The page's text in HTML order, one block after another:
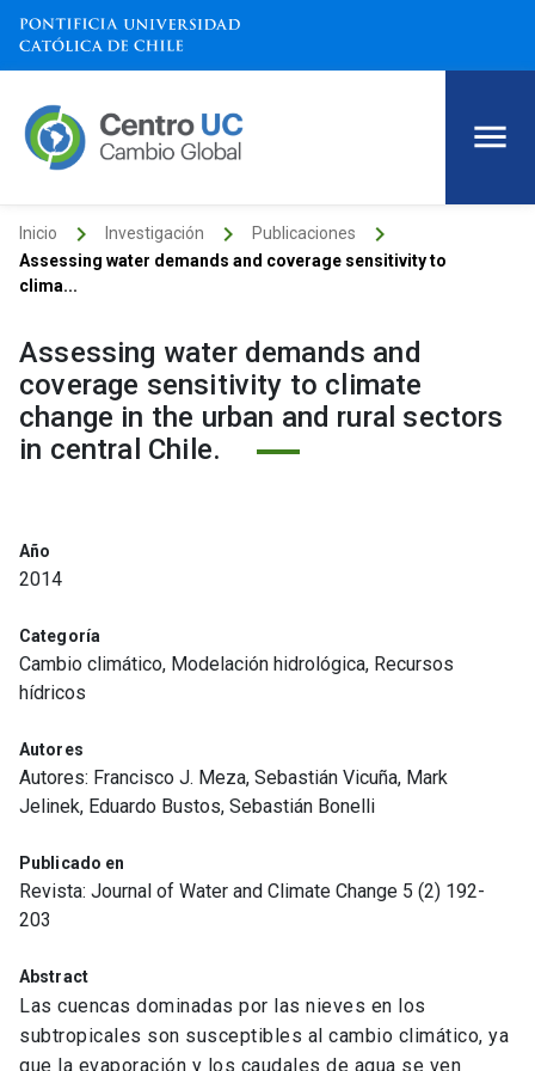
Inicio keyboard_arrow_right Investigación keyboard_arrow_right Publicaciones keyboard_arrow_right
Assessing water demands and coverage sensitivity to
clima...
Assessing water demands and
coverage sensitivity to climate
change in the urban and rural sectors
in central Chile.
Año
2014
Categoría
Cambio climático, Modelación hidrológica, Recursos
hídricos
Autores
Autores: Francisco J. Meza, Sebastián Vicuña, Mark
Jelinek, Eduardo Bustos, Sebastián Bonelli
Publicado en
Revista: Journal of Water and Climate Change 5 (2) 192-
203
Abstract
Las cuencas dominadas por las nieves en los
subtropicales son susceptibles al cambio climático, ya
que la evaporación y los caudales de agua se ven